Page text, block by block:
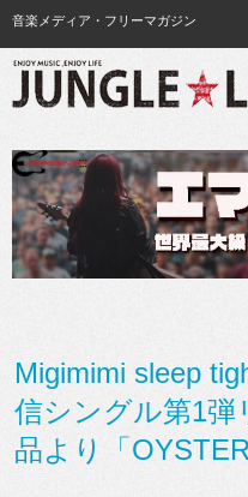
音楽メディア・フリーマガジン
Migimimi sleep
信シングル第1弾
品より「